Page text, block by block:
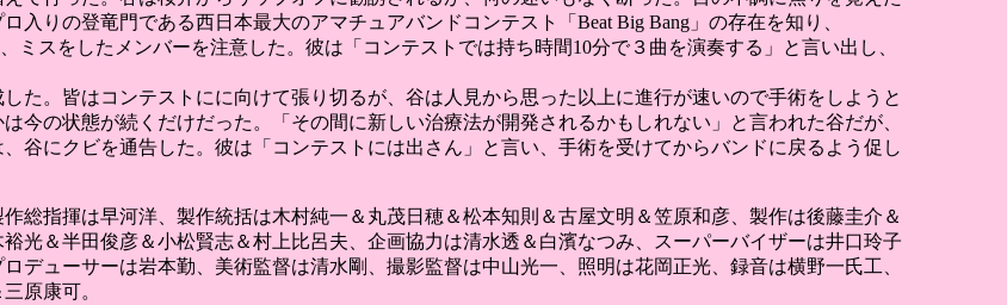
入りの登竜門である西日本最大のアマチュアバンドコンテスト「Beat Big Bang」の存在を知り、
ミスをしたメンバーを注意した。彼は「コンテストでは持ち時間10分で３曲を演奏する」と言い出し、
た。皆はコンテストにに向けて張り切るが、谷は人見から思った以上に進行が速いので手術をしようと
今の状態が続くだけだった。「その間に新しい治療法が開発されるかもしれない」と言われた谷だが、
谷にクビを通告した。彼は「コンテストには出さん」と言い、手術を受けてからバンドに戻るよう促し
総指揮は早河洋、製作統括は木村純一＆丸茂日穂＆松本知則＆古屋文明＆笠原和彦、製作は後藤圭介＆
光＆半田俊彦＆小松賢志＆村上比呂夫、企画協力は清水透＆白濱なつみ、スーパーバイザーは井口玲子
デューサーは岩本勤、美術監督は清水剛、撮影監督は中山光一、照明は花岡正光、録音は横野一氏工、
原康可。